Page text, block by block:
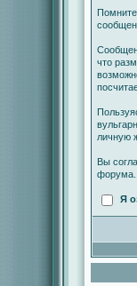
что
личную
Вы
форума.
Я